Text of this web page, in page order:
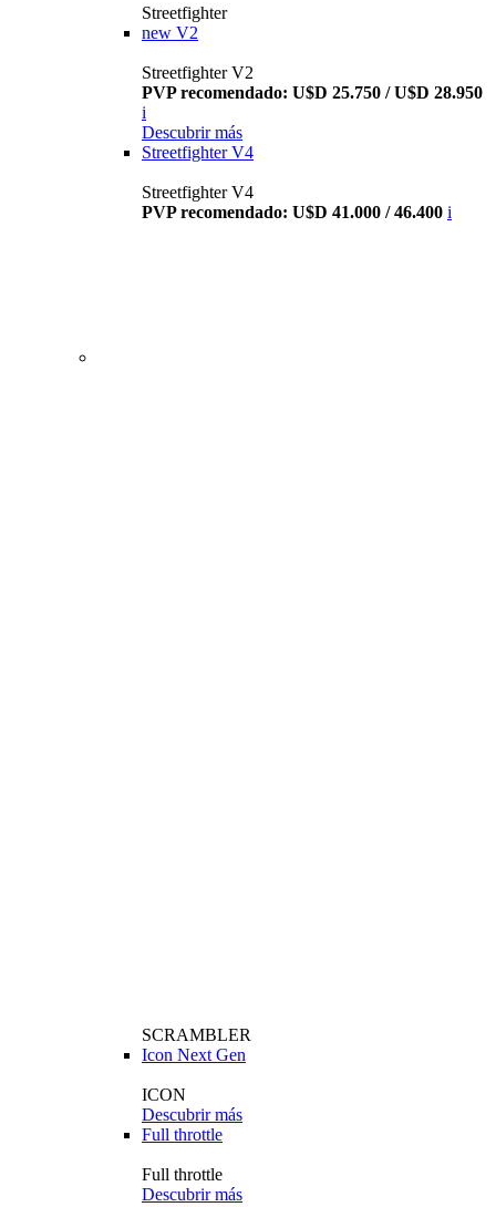
Streetfighter
new V2
Streetfighter V2
PVP recomendado: U$D 25.750 / U$D 28.950
i
Descubrir más
Streetfighter V4
Streetfighter V4
PVP recomendado: U$D 41.000 / 46.400 i
SCRAMBLER
Icon Next Gen
ICON
Descubrir más
Full throttle
Full throttle
Descubrir más